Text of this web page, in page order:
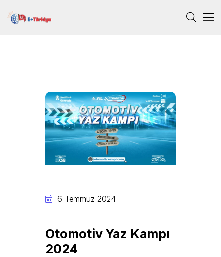
6 Temmuz 2024
Otomotiv Yaz Kampı
2024